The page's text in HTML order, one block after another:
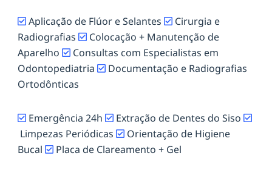
Aplicação de Flúor e Selantes
Cirurgia e
Radiografias
Colocação + Manutenção de
Aparelho
Consultas com Especialistas em
Odontopediatria
Documentação e Radiografias
Ortodônticas
Emergência 24h
Extração de Dentes do Siso
Limpezas Periódicas
Orientação de Higiene
Bucal
Placa de Clareamento + Gel